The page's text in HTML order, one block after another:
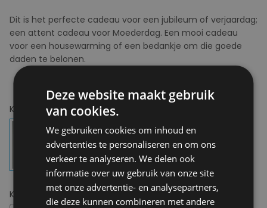
Dit is het perfecte cadeau voor een jubileum of verjaardag;
een attent cadeau voor Moederdag. Een mooi cadeau
voor een housewarming of een bedankje om die goede
daden te belonen.
Kies uw kleur:Incense Cones
Kies uw maat:OS
Deze website maakt gebruik
van cookies.
We gebruiken cookies om inhoud en
advertenties te personaliseren en om ons
verkeer te analyseren. We delen ook
informatie over uw gebruik van onze site
met onze advertentie- en analysepartners,
die deze kunnen combineren met andere